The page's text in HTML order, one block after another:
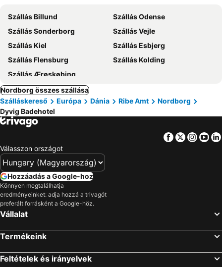
Szállás Billund
Szállás Odense
Szállás Sonderborg
Szállás Vejle
Szállás Kiel
Szállás Esbjerg
Szállás Flensburg
Szállás Kolding
Szállás Ærøskøbing
Nordborg összes szállása
Szálláskereső
Európa Dánia Ribe Amt
Nordborg
Dyvig Badehotel
Facebook
Twitter
Válasszon országot
Hozzáadás a Google-hoz
Könnyen megtalálhatja
eredményeinket: adja hozzá a trivagót
preferált forrásként a Google-höz.
Vállalat
Termékeink
Feltételek és irányelvek